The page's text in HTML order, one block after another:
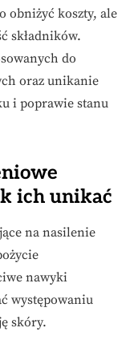
obniżyć koszty, ale
składników.
do
oraz unikanie
i poprawie stanu
ich unikać
na nasilenie
nawyki
występowaniu
skóry.